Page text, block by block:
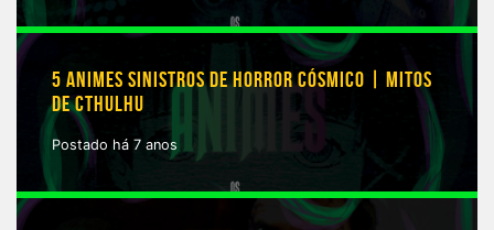
5 ANIMES SINISTROS DE HORROR CÓSMICO | MITOS
DE CTHULHU
Postado há 7 anos